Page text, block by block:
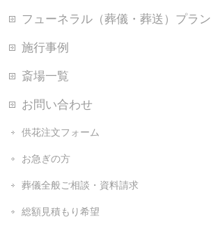
フューネラル（葬儀・葬送）プラン
施行事例
斎場一覧
お問い合わせ
供花注文フォーム
お急ぎの方
葬儀全般ご相談・資料請求
総額見積もり希望